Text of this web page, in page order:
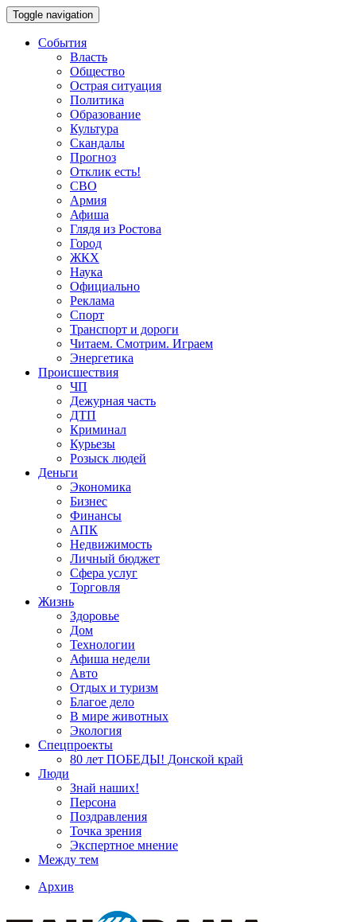
Toggle navigation
События
Власть
Общество
Острая ситуация
Политика
Образование
Культура
Скандалы
Прогноз
Отклик есть!
СВО
Армия
Афиша
Глядя из Ростова
Город
ЖКХ
Наука
Официально
Реклама
Спорт
Транспорт и дороги
Читаем. Смотрим. Играем
Энергетика
Происшествия
ЧП
Дежурная часть
ДТП
Криминал
Курьезы
Розыск людей
Деньги
Экономика
Бизнес
Финансы
АПК
Недвижимость
Личный бюджет
Сфера услуг
Торговля
Жизнь
Здоровье
Дом
Технологии
Афиша недели
Авто
Отдых и туризм
Благое дело
В мире животных
Экология
Спецпроекты
80 лет ПОБЕДЫ! Донской край
Люди
Знай наших!
Персона
Поздравления
Точка зрения
Экспертное мнение
Между тем
Архив